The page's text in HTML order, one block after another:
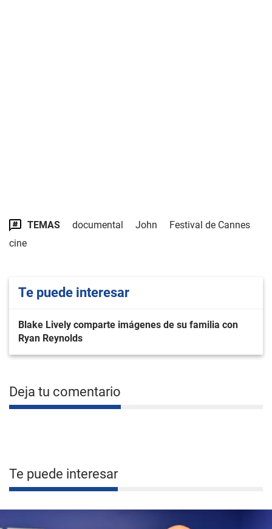
TEMAS documental John
Festival de Cannes
cine
Te puede interesar
Blake Lively comparte imágenes de su familia con
Ryan Reynolds
Deja tu comentario
Te puede interesar